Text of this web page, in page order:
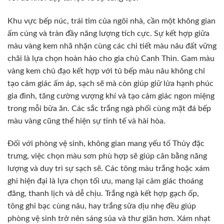
Khu vực bếp núc, trái tim của ngôi nhà, cần một không gian
ấm cúng và tràn đầy năng lượng tích cực. Sự kết hợp giữa
màu vàng kem nhã nhặn cùng các chi tiết màu nâu đất vững
chãi là lựa chọn hoàn hảo cho gia chủ Canh Thìn. Gam màu
vàng kem chủ đạo kết hợp với tủ bếp màu nâu không chỉ
tạo cảm giác ấm áp, sạch sẽ mà còn giúp giữ lửa hạnh phúc
gia đình, tăng cường vượng khí và tạo cảm giác ngon miệng
trong mỗi bữa ăn. Các sắc trắng ngà phối cùng mặt đá bếp
màu vàng cũng thể hiện sự tinh tế và hài hòa.
Đối với phòng vệ sinh, không gian mang yếu tố Thủy đặc
trưng, việc chọn màu sơn phù hợp sẽ giúp cân bằng năng
lượng và duy trì sự sạch sẽ. Các tông màu trắng hoặc xám
ghi hiện đại là lựa chọn tối ưu, mang lại cảm giác thoáng
đãng, thanh lịch và dễ chịu. Trắng ngà kết hợp gạch ốp,
tông ghi bạc cùng nâu, hay trắng sữa dịu nhẹ đều giúp
phòng vệ sinh trở nên sáng sủa và thư giãn hơn. Xám nhạt